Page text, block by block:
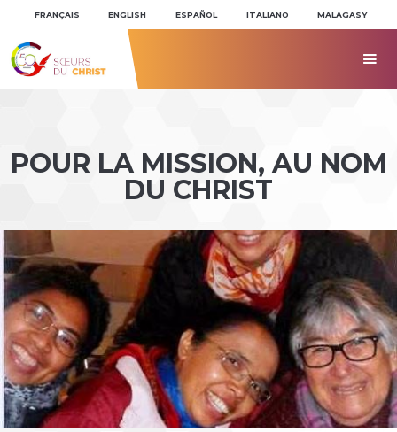
Aller
navigation
personnelsFRANÇAIS ENGLISH ESPAÑOL ITALIANO MALAGASY

POUR LA MISSION, AU NOM
DU CHRIST